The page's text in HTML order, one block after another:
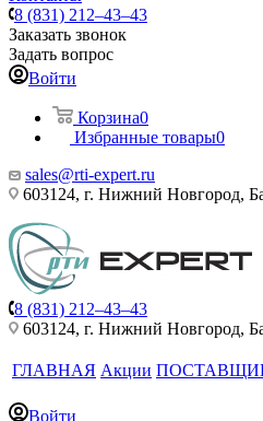
8 (831) 212–43–43
Заказать звонок
Задать вопрос
Войти
Корзина0
Избранные товары0
sales@rti-expert.ru
603124, г. Нижний Новгород,
8 (831) 212–43–43
603124, г. Нижний Новгород,
ГЛАВНАЯ Акции
Войти